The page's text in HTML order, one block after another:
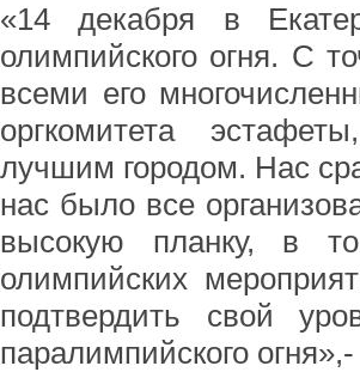
«14 декабря в
олимпийского огня. С
всеми его
оргкомитета
лучшим городом. Нас
нас было все
высокую планку, в
олимпийских
подтвердить свой
паралимпийского